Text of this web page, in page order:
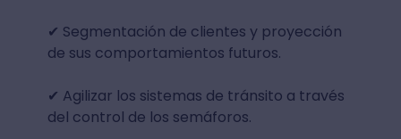
✔ Segmentación de clientes y proyección
de sus comportamientos futuros.
✔ ️Agilizar los sistemas de tránsito a través
del control de los semáforos.